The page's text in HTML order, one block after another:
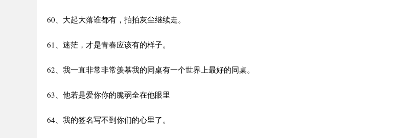
60、大起大落谁都有，拍拍灰尘继续走。
61、迷茫，才是青春应该有的样子。
62、我一直非常非常羡慕我的同桌有一个世界上最好的同桌。
63、他若是爱你你的脆弱全在他眼里
64、我的签名写不到你们的心里了。